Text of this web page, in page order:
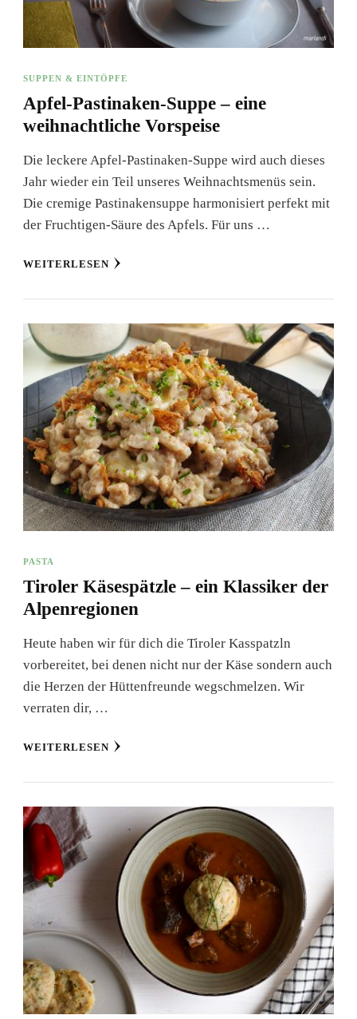
SUPPEN & EINTÖPFE
Apfel-Pastinaken-Suppe – eine
weihnachtliche Vorspeise
Die leckere Apfel-Pastinaken-Suppe wird auch dieses
Jahr wieder ein Teil unseres Weihnachtsmenüs sein.
Die cremige Pastinakensuppe harmonisiert perfekt mit
der Fruchtigen-Säure des Apfels. Für uns …
WEITERLESEN
PASTA
Tiroler Käsespätzle – ein Klassiker der
Alpenregionen
Heute haben wir für dich die Tiroler Kasspatzln
vorbereitet, bei denen nicht nur der Käse sondern auch
die Herzen der Hüttenfreunde wegschmelzen. Wir
verraten dir, …
WEITERLESEN